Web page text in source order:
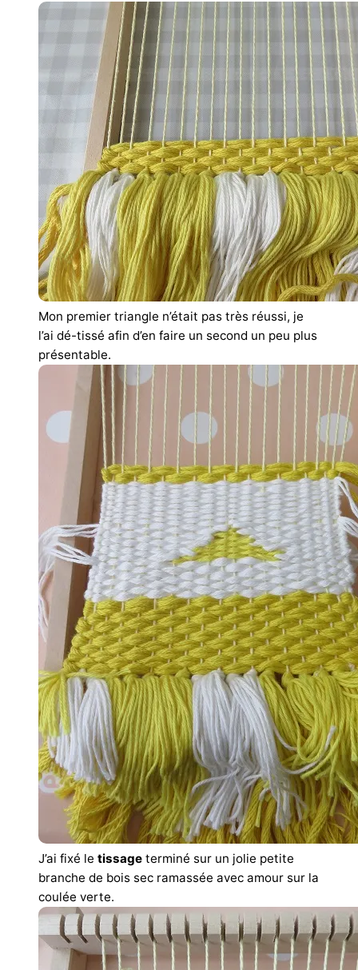
Mon premier triangle n’était pas très réussi, je
l’ai dé-tissé afin d’en faire un second un peu plus
présentable.
J’ai fixé le tissage terminé sur un jolie petite
branche de bois sec ramassée avec amour sur la
coulée verte.